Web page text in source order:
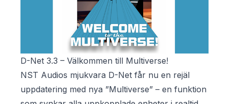
D-Net 3.3 – Välkommen till Multiverse!
NST Audios mjukvara D-Net får nu en rejäl
uppdatering med nya ”Multiverse” – en funktion